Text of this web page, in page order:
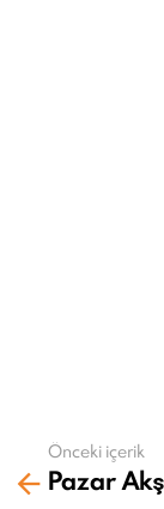
Daha
fazla
Önceki içerik
Pazar